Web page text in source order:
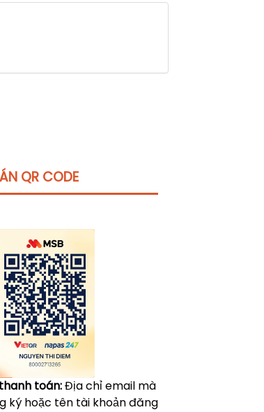
QR CODE
toán:Địa chỉ email mà
ký hoặc tên tài khoản đăng